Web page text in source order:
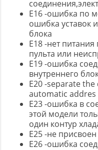
E16 -ошибка по
ошибка уставок
блока
E18 -нет
пульта или
E19 -ошибка
внутреннего
E20 -separate
automatic
E23 -ошибка в
этой модели
один контур
E25 -не
E26 -ошибка